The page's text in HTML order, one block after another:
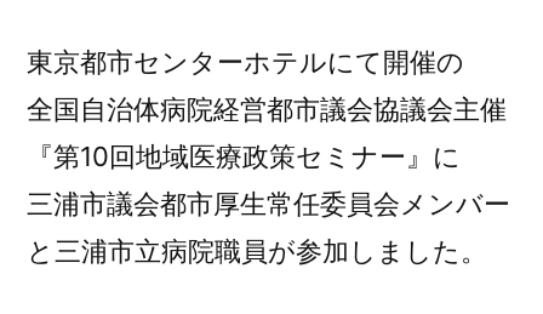
東京都市センターホテルにて開催の
全国自治体病院経営都市議会協議会主催
『第10回地域医療政策セミナー』に
三浦市議会都市厚生常任委員会メンバー
と三浦市立病院職員が参加しました。